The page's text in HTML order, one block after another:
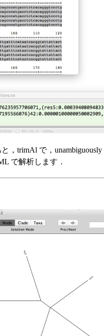
，trimAl で，unambiguously
で解析します．